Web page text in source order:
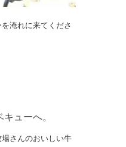
淹れに来てくださ
ューへ。
さんのおいしい牛